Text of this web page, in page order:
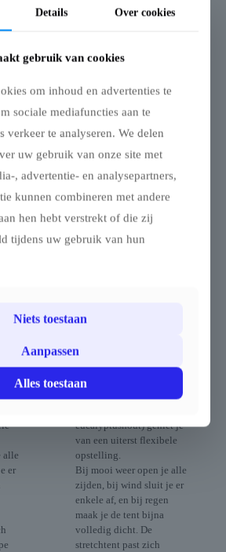
doek
alle
er
TRIFLEXX
STRETCHTENT ZEIL
(560 G/M²) MET
KLEMMEN – 10 X 12.5
Stretchtent – 10 x 12.5 m –
Double Coated PVC 560
g/m²
coated stretchtent van 10 x
nomadentent genoemd.
Dankzij het elastische doek
en de verplaatsbare palen
eucalyptushout) geniet je
van een uiterst flexibele
opstelling.
Bij mooi weer open je alle
zijden, bij wind sluit je er
enkele af, en bij regen
maak je de tent bijna
volledig dicht. De
stretchtent past zich
Details Over cookies
gebruik van cookies
om inhoud en advertenties te
sociale mediafuncties aan te
verkeer te analyseren. We delen
uw gebruik van onze site met
, advertentie- en analysepartners,
kunnen combineren met andere
hen hebt verstrekt of die zij
tijdens uw gebruik van hun
Niets toestaan
Aanpassen
Alles toestaan